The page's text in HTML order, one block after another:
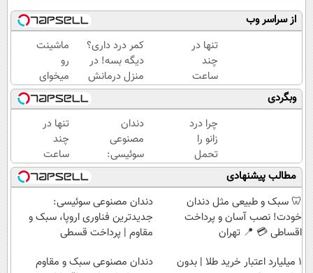
از سراسر وب
تنها در
چند
ساعت
و با
یکبار
مراجعه
به
خودرو45
کمر درد داری؟
دیگه بسه! در
منزل درمانش
کن
(◀پرسش‌نامه)
ماشینت
رو
میخوای
بفروشی؟
اینجا یک
روزه
برات
میفروشه
وبگردی
چرا درد
زانو را
تحمل
می‌کنی؟
خیلی
ساده
درمنزل
دندان
مصنوعی
سوئیسی:
جدیدترین
فناوری
اروپا،
سبک و
مقاوم |
قسطی
تنها در
چند
ساعت
و با
یکبار
مراجعه
به
خودرو45
مطالب پیشنهادی
🦷 سبک و طبیعی مثل دندان
خودت! نصب آسان و پرداخت
اقساطی 💳 📍 تهران
دندان مصنوعی سوئیسی:
جدیدترین فناوری اروپا، سبک و
مقاوم | پرداخت قسطی
۱ میلیارد اعتبار خرید طلا | بدون
دندان مصنوعی سبک و مقاوم